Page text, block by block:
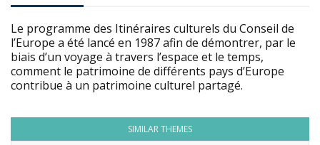
Le programme des Itinéraires culturels du Conseil de
l’Europe a été lancé en 1987 afin de démontrer, par le
biais d’un voyage à travers l’espace et le temps,
comment le patrimoine de différents pays d’Europe
contribue à un patrimoine culturel partagé.
SIMILAR THEMES